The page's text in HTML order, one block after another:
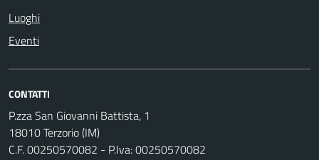
Luoghi
Eventi
CONTATTI
P.zza San Giovanni Battista, 1
18010 Terzorio (IM)
C.F. 00250570082 - P.Iva: 00250570082